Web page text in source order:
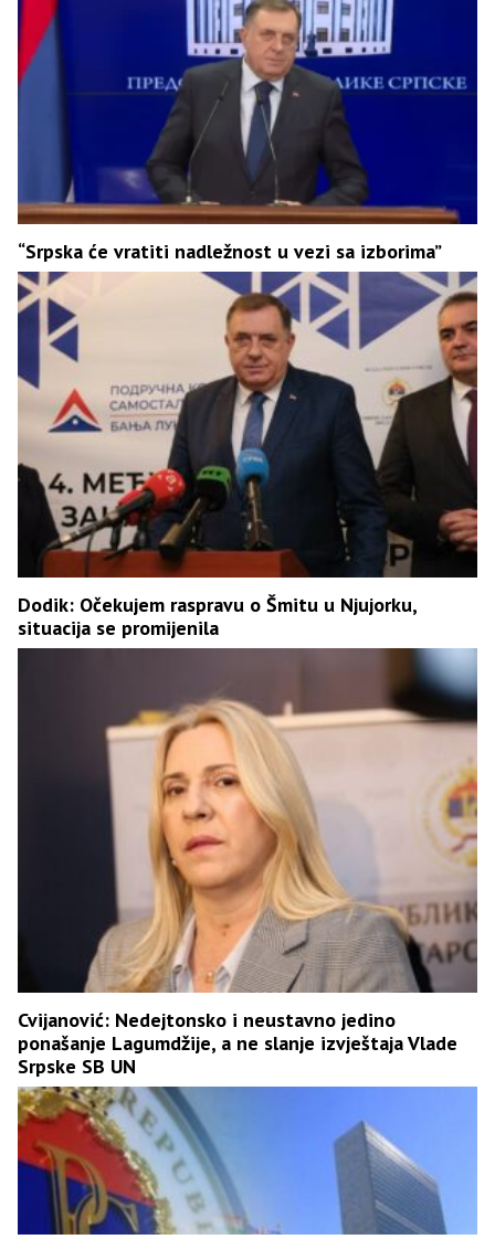
“Srpska će vratiti nadležnost u vezi sa izborima”
Dodik: Očekujem raspravu o Šmitu u Njujorku,
situacija se promijenila
Cvijanović: Nedejtonsko i neustavno jedino
ponašanje Lagumdžije, a ne slanje izvještaja Vlade
Srpske SB UN